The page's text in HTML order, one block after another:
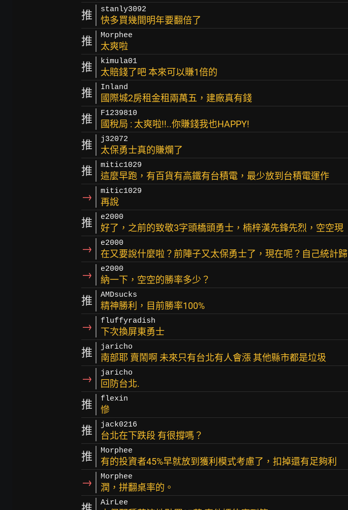
推 stanly3092
快多買幾間明年要翻倍了
推 Morphee
太爽啦
推 kimula01
太賠錢了吧 本來可以賺1倍的
推 Inland
國際城2房租金租兩萬五，建廠真有錢
推 F1239810
國稅局 : 太爽啦!!..你賺錢我也HAPPY!
推 j32072
太保勇士真的賺爛了
推 mitic1029
這麼早跑，有百貨有高鐵有台積電，最少放到台積電運作
→ mitic1029
再說
推 e2000
好了，之前的致敬3字頭橋頭勇士，楠梓漢先鋒先烈，空空現
→ e2000
在又要說什麼啦？前陣子又太保勇士了，現在呢？自己統計歸
→ e2000
納一下，空空的勝率多少？
推 AMDsucks
精神勝利，目前勝率100%
→ fluffyradish
下次換屏東勇士
推 jaricho
南部耶 賣鬧啊 未來只有台北有人會漲 其他縣市都是垃圾
→ jaricho
回防台北.
推 flexin
慘
推 jack0216
台北在下跌段 有很撐嗎？
推 Morphee
有的投資者45%早就放到獲利模式考慮了，扣掉還有足夠利
→ Morphee
潤，拼翻桌率的。
AirLee